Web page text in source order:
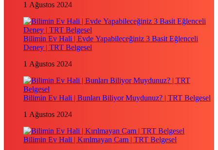
1 Ağustos 2024
Bilimin Ev Hali | Evde Yapabileceğiniz 3 Basit Eğlenceli
Deney | TRT Belgesel
1 Ağustos 2024
Bilimin Ev Hali | Bunları Biliyor Muydunuz? | TRT Belgesel
1 Ağustos 2024
Bilimin Ev Hali | Kırılmayan Cam | TRT Belgesel